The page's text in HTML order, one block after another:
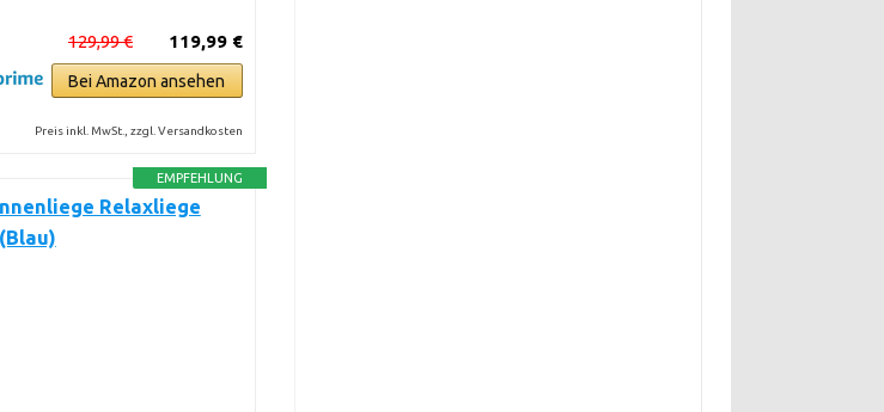
119,99 €
129,99 €
Bei Amazon ansehen
Preis inkl. MwSt., zzgl. Versandkosten
EMPFEHLUNG
Relaxliege